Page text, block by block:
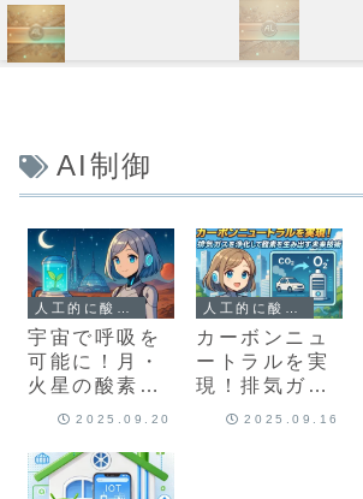
AI制御
人工的に酸素をつくる方法は？
宇宙で呼吸を
可能に！月・
火星の酸素生
成システムと
画
2025.09.20
人工的に酸素をつくる方法は？
カーボンニュ
ートラルを実
現！排気ガス
を浄化して酸
2025.09.16
ホーム